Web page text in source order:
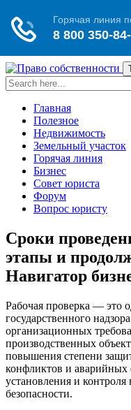
Главная
Полезное
Недвижимость
Земельный участок
Горячая линия
Бизнес
Совет юриста
Форум
Вопрос юристу
Сроки
этапы и
Навигатор
Рабочая проверка — это
государственного
организационных
производственных
повышения степени
конфликтов и аварийных
установления и
безопасности.